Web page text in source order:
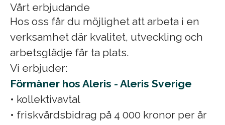
Vårt erbjudande
Hos oss får du möjlighet att arbeta i en
verksamhet där kvalitet, utveckling och
arbetsglädje får ta plats.
Vi erbjuder:
Förmåner hos Aleris - Aleris Sverige
• kollektivavtal
• friskvårdsbidrag på 4 000 kronor per år